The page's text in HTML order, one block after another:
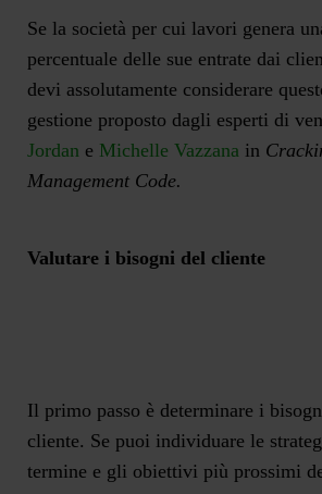
Se la società per cui lavori genera
percentuale delle sue entrate dai
devi assolutamente considerare
gestione proposto dagli esperti di
Jordan e Michelle Vazzana in
Management Code.
Valutare i bisogni del cliente
Il primo passo è determinare i
cliente. Se puoi individuare le
termine e gli obiettivi più prossimi